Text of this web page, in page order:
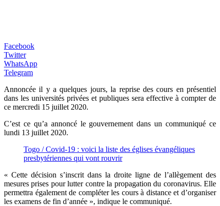
Facebook
Twitter
WhatsApp
Telegram
Annoncée il y a quelques jours, la reprise des cours en présentiel
dans les universités privées et publiques sera effective à compter de
ce mercredi 15 juillet 2020.
C’est ce qu’a annoncé le gouvernement dans un communiqué ce
lundi 13 juillet 2020.
Togo / Covid-19 : voici la liste des églises évangéliques
presbytériennes qui vont rouvrir
« Cette décision s’inscrit dans la droite ligne de l’allègement des
mesures prises pour lutter contre la propagation du coronavirus. Elle
permettra également de compléter les cours à distance et d’organiser
les examens de fin d’année », indique le communiqué.